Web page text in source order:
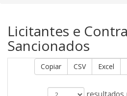
Licitantes e
Sancionados
Copiar CSV Excel